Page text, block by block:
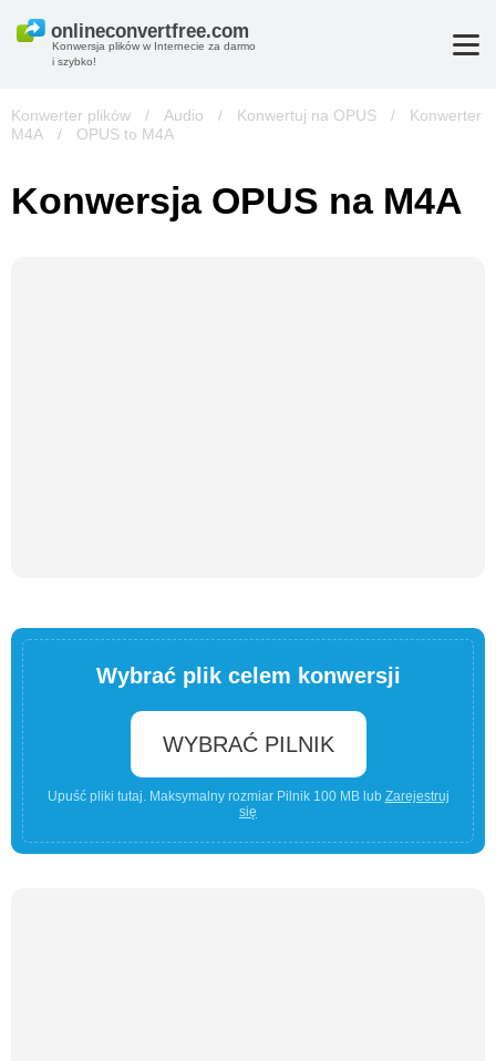
Konwersja plików w Internecie za darmo
i szybko!
Konwerter plików / Audio / Konwertuj na OPUS /
Konwerter
M4A
/ OPUS to M4A
Konwersja OPUS na M4A
Wybrać plik celem konwersji
WYBRAĆ PILNIK
Upuść pliki tutaj. Maksymalny rozmiar Pilnik 100 MB lub Zarejestruj
się